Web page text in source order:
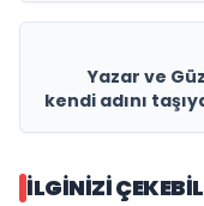
Yazar ve
kendi adını
İLGINIZI